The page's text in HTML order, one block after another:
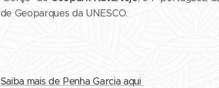
de Geoparques da UNESCO.
Saiba mais de Penha Garcia aqui